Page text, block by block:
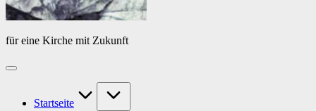
für eine Kirche mit Zukunft
Startseite